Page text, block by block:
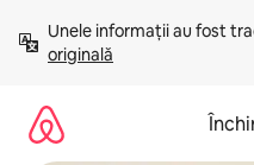
mergi
conținut
Unele informații au fost
originală